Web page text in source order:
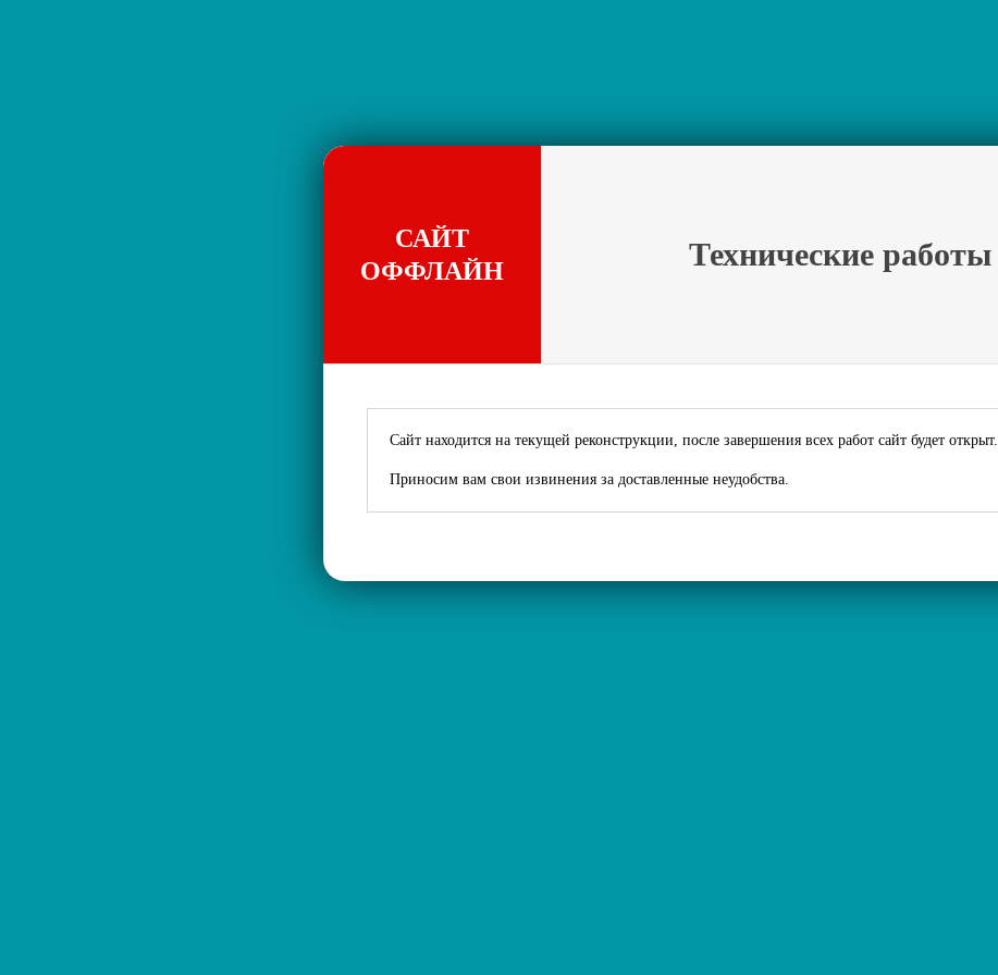
Технические работы
САЙТ
ОФФЛАЙН
Сайт находится на текущей реконструкции, после завершения всех работ сайт будет открыт.
Приносим вам свои извинения за доставленные неудобства.